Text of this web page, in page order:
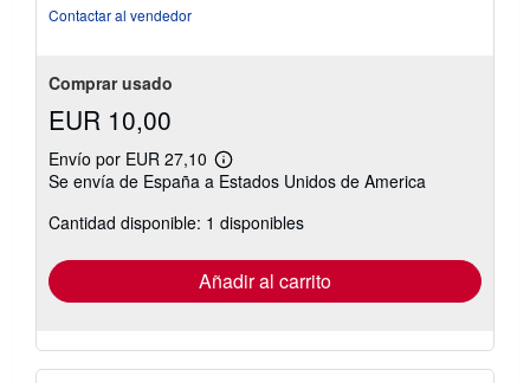
Contactar al vendedor
Comprar usado
EUR 10,00
Envío por EUR 27,10
Más
información
las
tarifas
envío
Se envía de España a Estados Unidos de America
Cantidad disponible: 1 disponibles
Añadir al carrito